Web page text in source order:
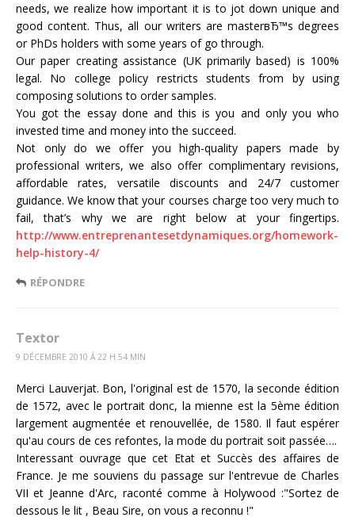
needs, we realize how important it is to jot down unique and
good content. Thus, all our writers are masterвЂ™s degrees
or PhDs holders with some years of go through.
Our paper creating assistance (UK primarily based) is 100%
legal. No college policy restricts students from by using
composing solutions to order samples.
You got the essay done and this is you and only you who
invested time and money into the succeed.
Not only do we offer you high-quality papers made by
professional writers, we also offer complimentary revisions,
affordable rates, versatile discounts and 24/7 customer
guidance. We know that your courses charge too very much to
fail, that’s why we are right below at your fingertips.
http://www.entreprenantesetdynamiques.org/homework-
help-history-4/
RÉPONDRE
Textor
9 DÉCEMBRE 2010 Á 22 H 54 MIN
Merci Lauverjat. Bon, l'original est de 1570, la seconde édition
de 1572, avec le portrait donc, la mienne est la 5ème édition
largement augmentée et renouvellée, de 1580. Il faut espérer
qu'au cours de ces refontes, la mode du portrait soit passée….
Interessant ouvrage que cet Etat et Succès des affaires de
France. Je me souviens du passage sur l'entrevue de Charles
VII et Jeanne d'Arc, raconté comme à Holywood :"Sortez de
dessous le lit , Beau Sire, on vous a reconnu !"